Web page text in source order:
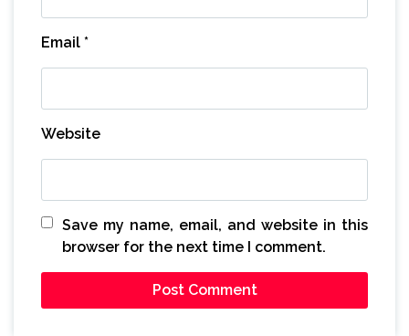
Email *
Website
Save my name, email, and website in this
browser for the next time I comment.